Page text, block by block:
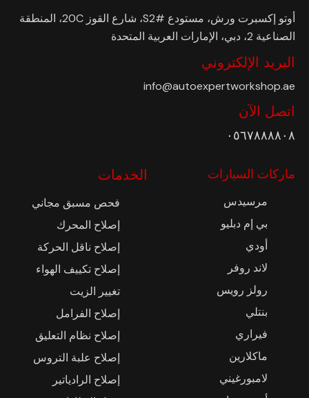
أوتو إكسبرت ورش، مستودع #S2، شارع القوز 20C، المنطقة
الصناعية 2، دبي، الإمارات العربية المتحدة
البريد الإلكتروني
info@autoexpertworkshop.ae
اتصل الآن
٠٥٦٧٨٨٨٨٠٨
ماركات السيارات
مرسيدس
بي إم دبليو
أودي
لاند روفر
رولز رويس
بنتلي
فيراري
ماكلارين
لامبورغيني
الخدمات
فحص مسبق مجاني
إصلاح المحرك
إصلاح ناقل الحركة
إصلاح تكييف الهواء
تغيير الزيت
إصلاح الفرامل
إصلاح نظام التعليق
إصلاح علبة التروس
إصلاح الرادياتير